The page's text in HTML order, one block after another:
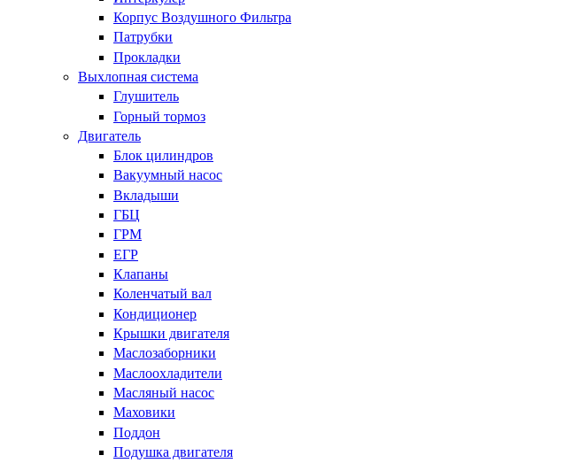
Корпус Воздушного Фильтра
Патрубки
Прокладки
Выхлопная система
Глушитель
Горный тормоз
Двигатель
Блок цилиндров
Вакуумный насос
Вкладыши
ГБЦ
ГРМ
ЕГР
Клапаны
Коленчатый вал
Кондиционер
Крышки двигателя
Маслозаборники
Маслоохладители
Масляный насос
Маховики
Поддон
Подушка двигателя